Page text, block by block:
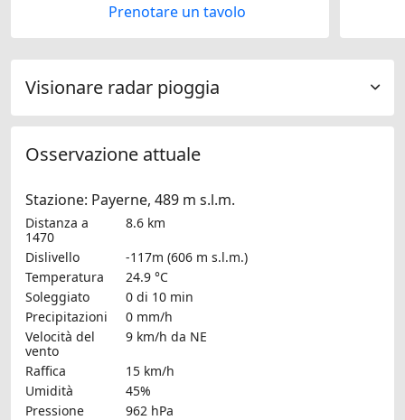
Prenotare un tavolo
Visionare radar pioggia
Osservazione attuale
Stazione: Payerne, 489 m s.l.m.
Distanza a
1470
8.6 km
Dislivello
-117m (606 m s.l.m.)
Temperatura
24.9 °C
Soleggiato
0 di 10 min
Precipitazioni
0 mm/h
Velocità del
vento
9 km/h da NE
Raffica
15 km/h
Umidità
45%
Pressione
962 hPa